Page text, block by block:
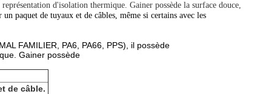
d'isolation thermique. Gainer possède la surface douce,
paquet de tuyaux et de câbles, même si certains avec les
FAMILIER, PA6, PA66, PPS), il possède
Gainer possède
de câble.